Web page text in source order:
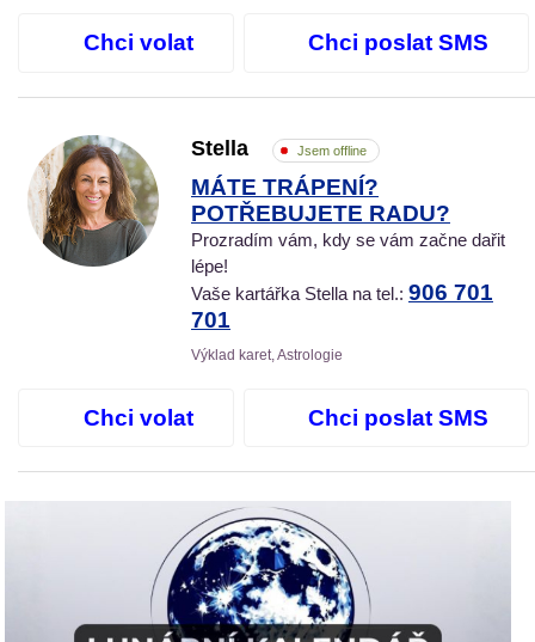
Chci volat Chci poslat SMS
Stella Jsem offline
MÁTE TRÁPENÍ?
POTŘEBUJETE RADU?
Prozradím vám, kdy se vám začne dařit
lépe!
Vaše kartářka Stella na tel.: 906 701
701
Výklad karet, Astrologie
Chci volat Chci poslat SMS